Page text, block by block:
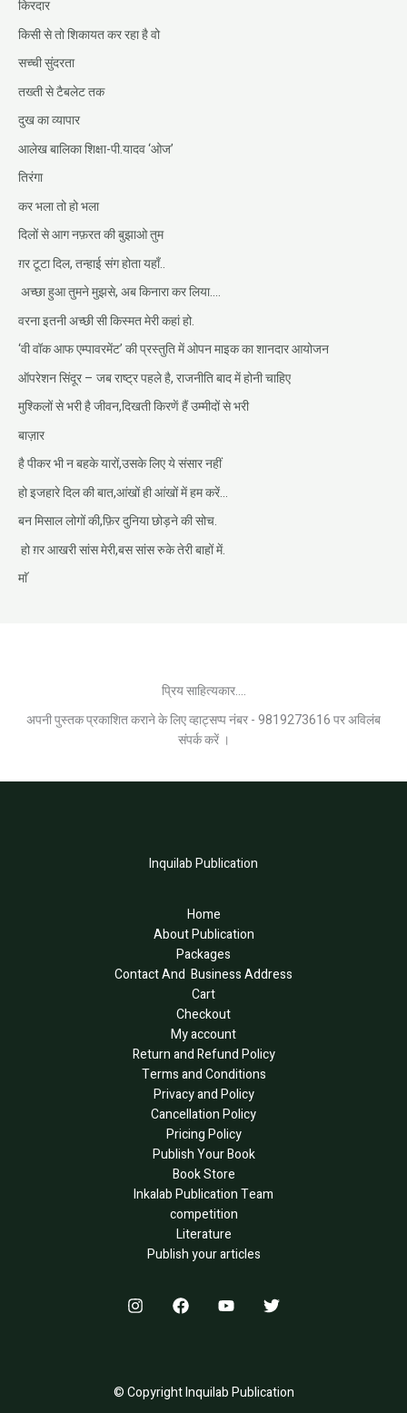
किरदार
किसी से तो शिकायत कर रहा है वो
सच्ची सुंदरता
तख्ती से टैबलेट तक
दुख का व्यापार
आलेख बालिका शिक्षा-पी.यादव ‘ओज’
तिरंगा
कर भला तो हो भला
दिलों से आग नफ़रत की बुझाओ तुम
ग़र टूटा दिल, तन्हाई संग होता यहाँ..
अच्छा हुआ तुमने मुझसे, अब किनारा कर लिया….
वरना इतनी अच्छी सी किस्मत मेरी कहां हो.
‘वी वॉक आफ एम्पावरमेंट’ की प्रस्तुति में ओपन माइक का शानदार आयोजन
ऑपरेशन सिंदूर – जब राष्ट्र पहले है, राजनीति बाद में होनी चाहिए
मुश्किलों से भरी है जीवन,दिखती किरणें हैं उम्मीदों से भरी
बाज़ार
है पीकर भी न बहके यारों,उसके लिए ये संसार नहीं
हो इजहारे दिल की बात,आंखों ही आंखों में हम करें…
बन मिसाल लोगों की,फ़िर दुनिया छोड़ने की सोच.
हो ग़र आखरी सांस मेरी,बस सांस रुके तेरी बाहों में.
माॅ
प्रिय साहित्यकार....
अपनी पुस्तक प्रकाशित कराने के लिए व्हाट्सप्प नंबर - 9819273616 पर अविलंब
संपर्क करें ।
Inquilab Publication
Home
About Publication
Packages
Contact And Business Address
Cart
Checkout
My account
Return and Refund Policy
Terms and Conditions
Privacy and Policy
Cancellation Policy
Pricing Policy
Publish Your Book
Book Store
Inkalab Publication Team
competition
Literature
Publish your articles
© Copyright Inquilab Publication